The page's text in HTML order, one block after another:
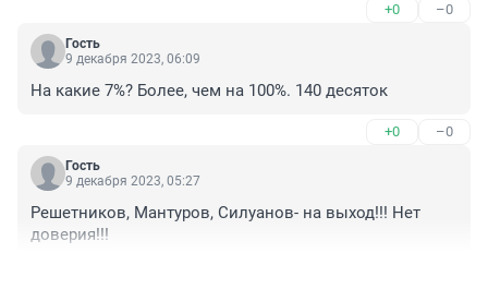
отличаются вчерашние яйца по 80 руб от таких же
сегодняшних по 100? Ничем! Сто раз были правы
большевики,когда сажали спекулянтов!
+0 –0
Гость
9 декабря 2023, 06:09
На какие 7%? Более, чем на 100%. 140 десяток
+0 –0
Гость
9 декабря 2023, 05:27
Решетников, Мантуров, Силуанов- на выход!!! Нет
доверия!!!